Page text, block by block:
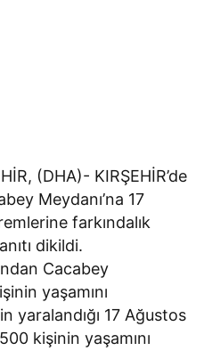
(DHA)- KIRŞEHİR’de
Meydanı’na 17
farkındalık
dikildi.
Cacabey
yaşamını
yaralandığı 17 Ağustos
kişinin yaşamını